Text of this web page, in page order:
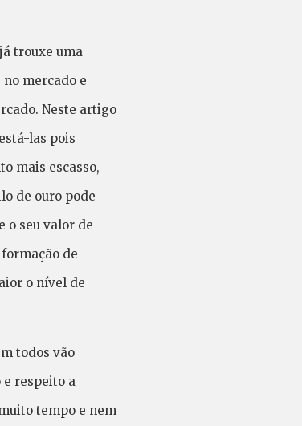
trouxe uma
mercado e
Neste artigo
las pois
mais escasso,
de ouro pode
o seu valor de
de
o nível de
todos vão
e respeito a
tempo e nem